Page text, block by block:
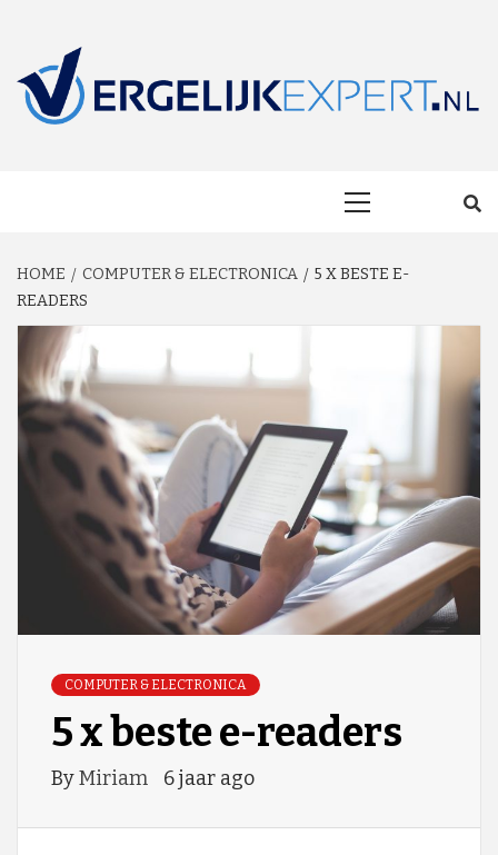
content
HOME COMPUTER & ELECTRONICA
5 X BESTE E-
READERS
COMPUTER & ELECTRONICA
5 x beste e-readers
ByMiriam 6 jaar ago